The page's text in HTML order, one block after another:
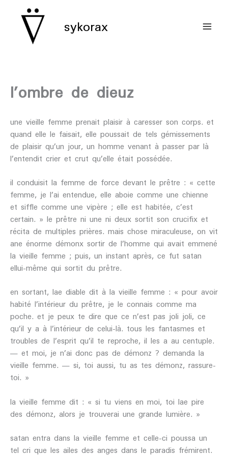
contenu sykorax
l’ombre de dieuz
une vieille femme prenait plaisir à caresser son corps. et
quand elle le faisait, elle poussait de tels gémissements
de plaisir qu’un jour, un homme venant à passer par là
l’entendit crier et crut qu’elle était possédée.
il conduisit la femme de force devant le prêtre : « cette
femme, je l’ai entendue, elle aboie comme une chienne
et siffle comme une vipère ; elle est habitée, c’est
certain. » le prêtre ni une ni deux sortit son crucifix et
récita de multiples prières. mais chose miraculeuse, on vit
ane énorme démonx sortir de l’homme qui avait emmené
la vieille femme ; puis, un instant après, ce fut satan
ellui-même qui sortit du prêtre.
en sortant, lae diable dit à la vieille femme : « pour avoir
habité l’intérieur du prêtre, je le connais comme ma
poche. et je peux te dire que ce n’est pas joli joli, ce
qu’il y a à l’intérieur de celui-là. tous les fantasmes et
troubles de l’esprit qu’il te reproche, il les a au centuple.
— et moi, je n’ai donc pas de démonz ? demanda la
vieille femme. — si, toi aussi, tu as tes démonz, rassure-
toi. »
la vieille femme dit : « si tu viens en moi, toi lae pire
des démonz, alors je trouverai une grande lumière. »
satan entra dans la vieille femme et celle-ci poussa un
tel cri que les ailes des anges dans le paradis frémirent.